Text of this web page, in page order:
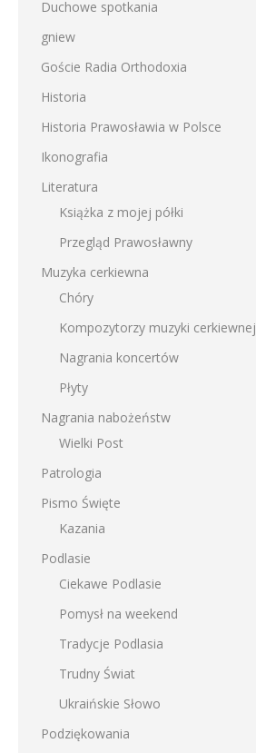
Duchowe spotkania
gniew
Goście Radia Orthodoxia
Historia
Historia Prawosławia w Polsce
Ikonografia
Literatura
Książka z mojej półki
Przegląd Prawosławny
Muzyka cerkiewna
Chóry
Kompozytorzy muzyki cerkiewnej
Nagrania koncertów
Płyty
Nagrania nabożeństw
Wielki Post
Patrologia
Pismo Święte
Kazania
Podlasie
Ciekawe Podlasie
Pomysł na weekend
Tradycje Podlasia
Trudny Świat
Ukraińskie Słowo
Podziękowania